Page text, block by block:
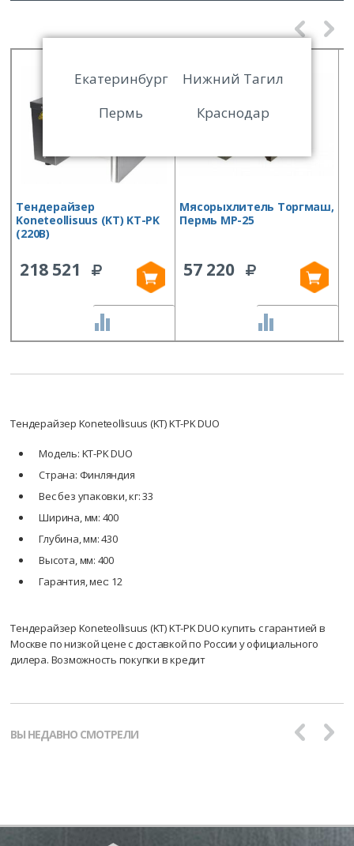
Тендерайзер
Koneteollisuus (KT) KT-PK
(220В)
218 521
Мясорыхлитель Торгмаш,
Пермь МР-25
57 220
Тендерайзер Koneteollisuus (KT) KT-PK DUO
Модель: KT-PK DUO
Страна: Финляндия
Вес без упаковки, кг: 33
Ширина, мм: 400
Глубина, мм: 430
Высота, мм: 400
Гарантия, мес: 12
Тендерайзер Koneteollisuus (KT) KT-PK DUO купить с гарантией в
Москве по низкой цене с доставкой по России у официального
дилера. Возможность покупки в кредит
ВЫ НЕДАВНО СМОТРЕЛИ
Екатеринбург
Нижний Тагил
Пермь
Краснодар